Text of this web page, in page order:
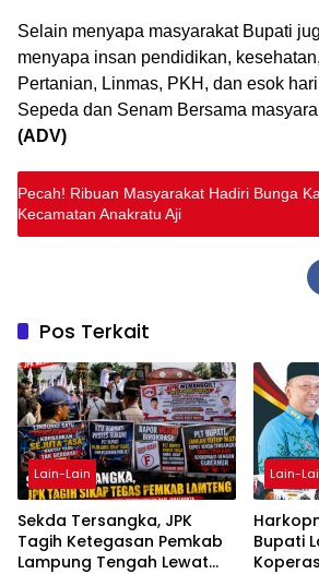
Selain menyapa masyarakat Bupati
menyapa insan pendidikan,
Pertanian, Linmas, PKH, dan esok
Sepeda dan Senam Bersama
(ADV)
Pecah! Ribuan Masyarakat Hadiri Bunga
Kecamatan Anakratu Aji
Pos Terkait
Lain-Lain
Sekda Tersangka, JPK
Tagih Ketegasan Pemkab
Lampung Tengah Lewat
Lain-
Bupati